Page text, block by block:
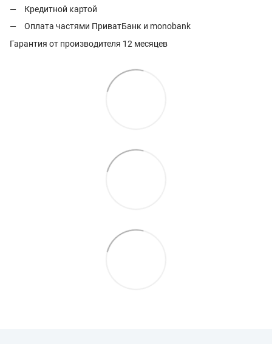
Кредитной картой
Оплата частями ПриватБанк и monobank
Гарантия от производителя 12 месяцев